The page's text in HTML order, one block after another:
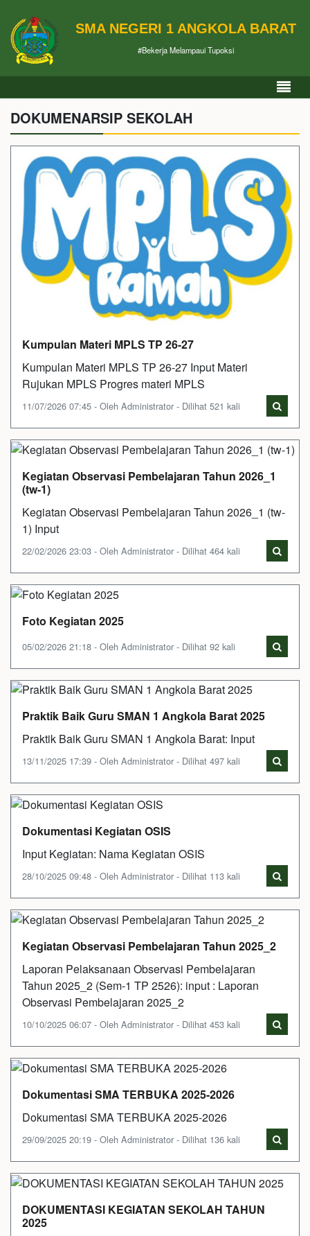
SMA NEGERI 1 ANGKOLA BARAT
#Bekerja Melampaui Tupoksi
DOKUMENARSIP SEKOLAH
Kumpulan Materi MPLS TP 26-27
Kumpulan Materi MPLS TP 26-27 Input Materi
Rujukan MPLS Progres materi MPLS
11/07/2026 07:45 - Oleh Administrator - Dilihat 521 kali
Kegiatan Observasi Pembelajaran Tahun 2026_1
(tw-1)
Kegiatan Observasi Pembelajaran Tahun 2026_1 (tw-
1) Input
22/02/2026 23:03 - Oleh Administrator - Dilihat 464 kali
Foto Kegiatan 2025
05/02/2026 21:18 - Oleh Administrator - Dilihat 92 kali
Praktik Baik Guru SMAN 1 Angkola Barat 2025
Praktik Baik Guru SMAN 1 Angkola Barat: Input
13/11/2025 17:39 - Oleh Administrator - Dilihat 497 kali
Dokumentasi Kegiatan OSIS
Input Kegiatan: Nama Kegiatan OSIS
28/10/2025 09:48 - Oleh Administrator - Dilihat 113 kali
Kegiatan Observasi Pembelajaran Tahun 2025_2
Laporan Pelaksanaan Observasi Pembelajaran
Tahun 2025_2 (Sem-1 TP 2526): input : Laporan
Observasi Pembelajaran 2025_2
10/10/2025 06:07 - Oleh Administrator - Dilihat 453 kali
Dokumentasi SMA TERBUKA 2025-2026
Dokumentasi SMA TERBUKA 2025-2026
29/09/2025 20:19 - Oleh Administrator - Dilihat 136 kali
DOKUMENTASI KEGIATAN SEKOLAH TAHUN
2025